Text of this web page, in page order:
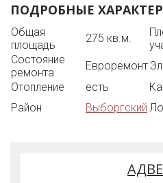
Участок: 55 соток ухоженной
объединяющей два
Гладышевка. Въездные
зоны отдыха — всё
порядке.
Возможно использование
целях под мини дом отдыха
тематический лагерь.
Можно приобрести
ПОДРОБНЫЕ
Общая
площадь
275 кв.м.
Состояние
ремонта
Евроремонт
Отопление
есть
Район
Выборгский